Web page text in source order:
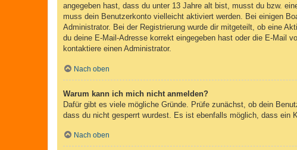
angegeben hast, dass du unter 13 Jahre alt bist, musst du bzw.
muss dein Benutzerkonto vielleicht aktiviert werden. Bei einigen
Administrator. Bei der Registrierung wurde dir mitgeteilt, ob eine
du deine E-Mail-Adresse korrekt eingegeben hast oder die E-Mail
kontaktiere einen Administrator.
Nach oben
Warum kann ich mich nicht anmelden?
Dafür gibt es viele mögliche Gründe. Prüfe zunächst, ob dein
dass du nicht gesperrt wurdest. Es ist ebenfalls möglich, dass ein
Nach oben